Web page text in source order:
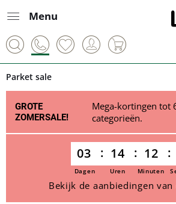
Menu
Parket sale
GROTE
ZOMERSALE!
Mega-kortingen tot
categorieën.
03 14 12
Dagen Uren Minuten
Bekijk de aanbiedingen van